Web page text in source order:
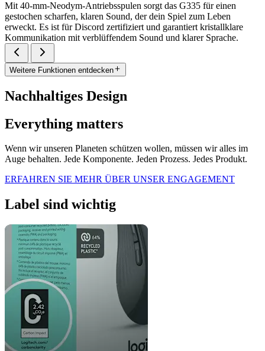
Mit 40-mm-Neodym-Antriebsspulen sorgt das G335 für einen
gestochen scharfen, klaren Sound, der dein Spiel zum Leben
erweckt. Es ist für Discord zertifiziert und garantiert kristallklare
Kommunikation mit verblüffendem Sound und klarer Sprache.
Weitere Funktionen entdecken
Nachhaltiges Design
Everything matters
Wenn wir unseren Planeten schützen wollen, müssen wir alles im
Auge behalten. Jede Komponente. Jeden Prozess. Jedes Produkt.
ERFAHREN SIE MEHR ÜBER UNSER ENGAGEMENT
Label sind wichtig